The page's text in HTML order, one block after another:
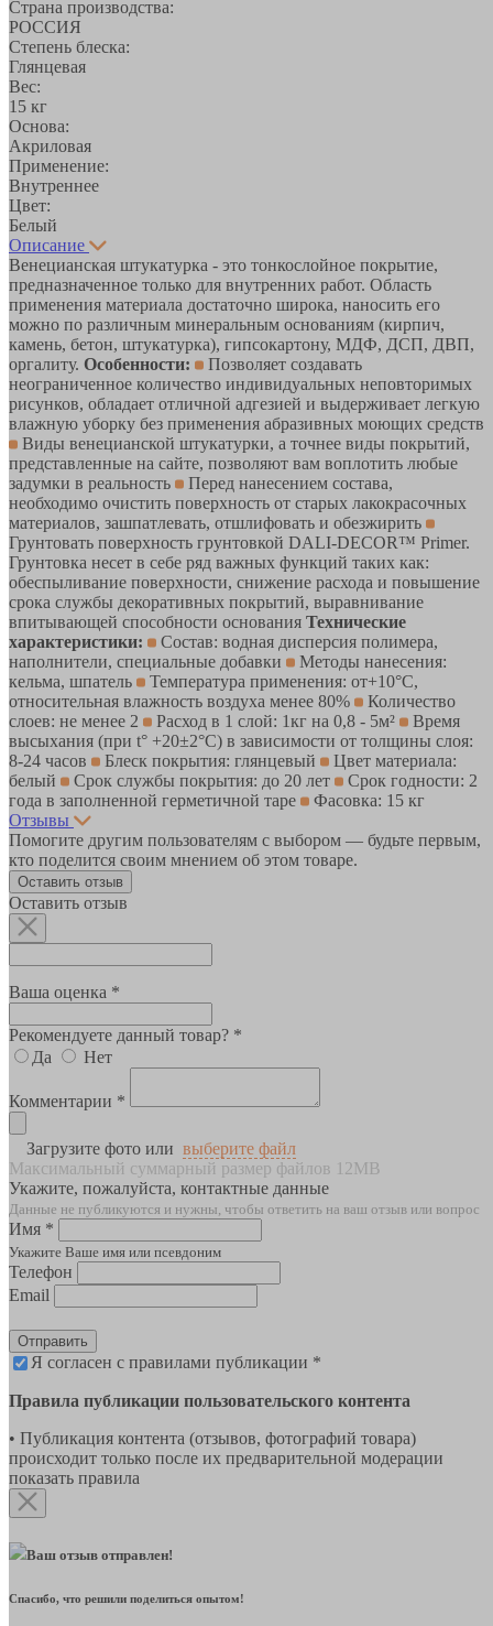
Страна производства:
РОССИЯ
Степень блеска:
Глянцевая
Вес:
15 кг
Основа:
Акриловая
Применение:
Внутреннее
Цвет:
Белый
Описание
Венецианская штукатурка - это тонкослойное покрытие,
предназначенное только для внутренних работ. Область
применения материала достаточно широка, наносить его
можно по различным минеральным основаниям (кирпич,
камень, бетон, штукатурка), гипсокартону, МДФ, ДСП, ДВП,
оргалиту. Особенности:
Позволяет создавать
неограниченное количество индивидуальных неповторимых
рисунков, обладает отличной адгезией и выдерживает легкую
влажную уборку без применения абразивных моющих средств
Виды венецианской штукатурки, а точнее виды покрытий,
представленные на сайте, позволяют вам воплотить любые
задумки в реальность
Перед нанесением состава,
необходимо очистить поверхность от старых лакокрасочных
материалов, зашпатлевать, отшлифовать и обезжирить
Грунтовать поверхность грунтовкой DALI-DECOR™ Primer.
Грунтовка несет в себе ряд важных функций таких как:
обеспыливание поверхности, снижение расхода и повышение
срока службы декоративных покрытий, выравнивание
впитывающей способности основания Технические
характеристики:
Состав: водная дисперсия полимера,
наполнители, специальные добавки
Методы нанесения:
кельма, шпатель
Температура применения: от+10°С,
относительная влажность воздуха менее 80%
Количество
слоев: не менее 2
Расход в 1 слой: 1кг на 0,8 - 5м²
Время
высыхания (при t° +20±2°C) в зависимости от толщины слоя:
8-24 часов
Блеск покрытия: глянцевый
Цвет материала:
белый
Срок службы покрытия: до 20 лет
Срок годности: 2
года в заполненной герметичной таре
Фасовка: 15 кг
Отзывы
Помогите другим пользователям с выбором — будьте первым,
кто поделится своим мнением об этом товаре.
Оставить отзыв
Оставить отзыв
Ваша оценка *
Рекомендуете данный товар? *
Да
Нет
Комментарии *
Загрузите фото или выберите файл
Максимальный суммарный размер файлов 12MB
Укажите, пожалуйста, контактные данные
Данные не публикуются и нужны, чтобы ответить на ваш отзыв или вопрос
Имя *
Укажите Ваше имя или псевдоним
Телефон
Email
Отправить
Я согласен с правилами публикации *
Правила публикации пользовательского контента
• Публикация контента (отзывов, фотографий товара)
происходит только после их предварительной модерации
показать правила
Ваш отзыв отправлен!
Спасибо, что решили поделиться опытом!